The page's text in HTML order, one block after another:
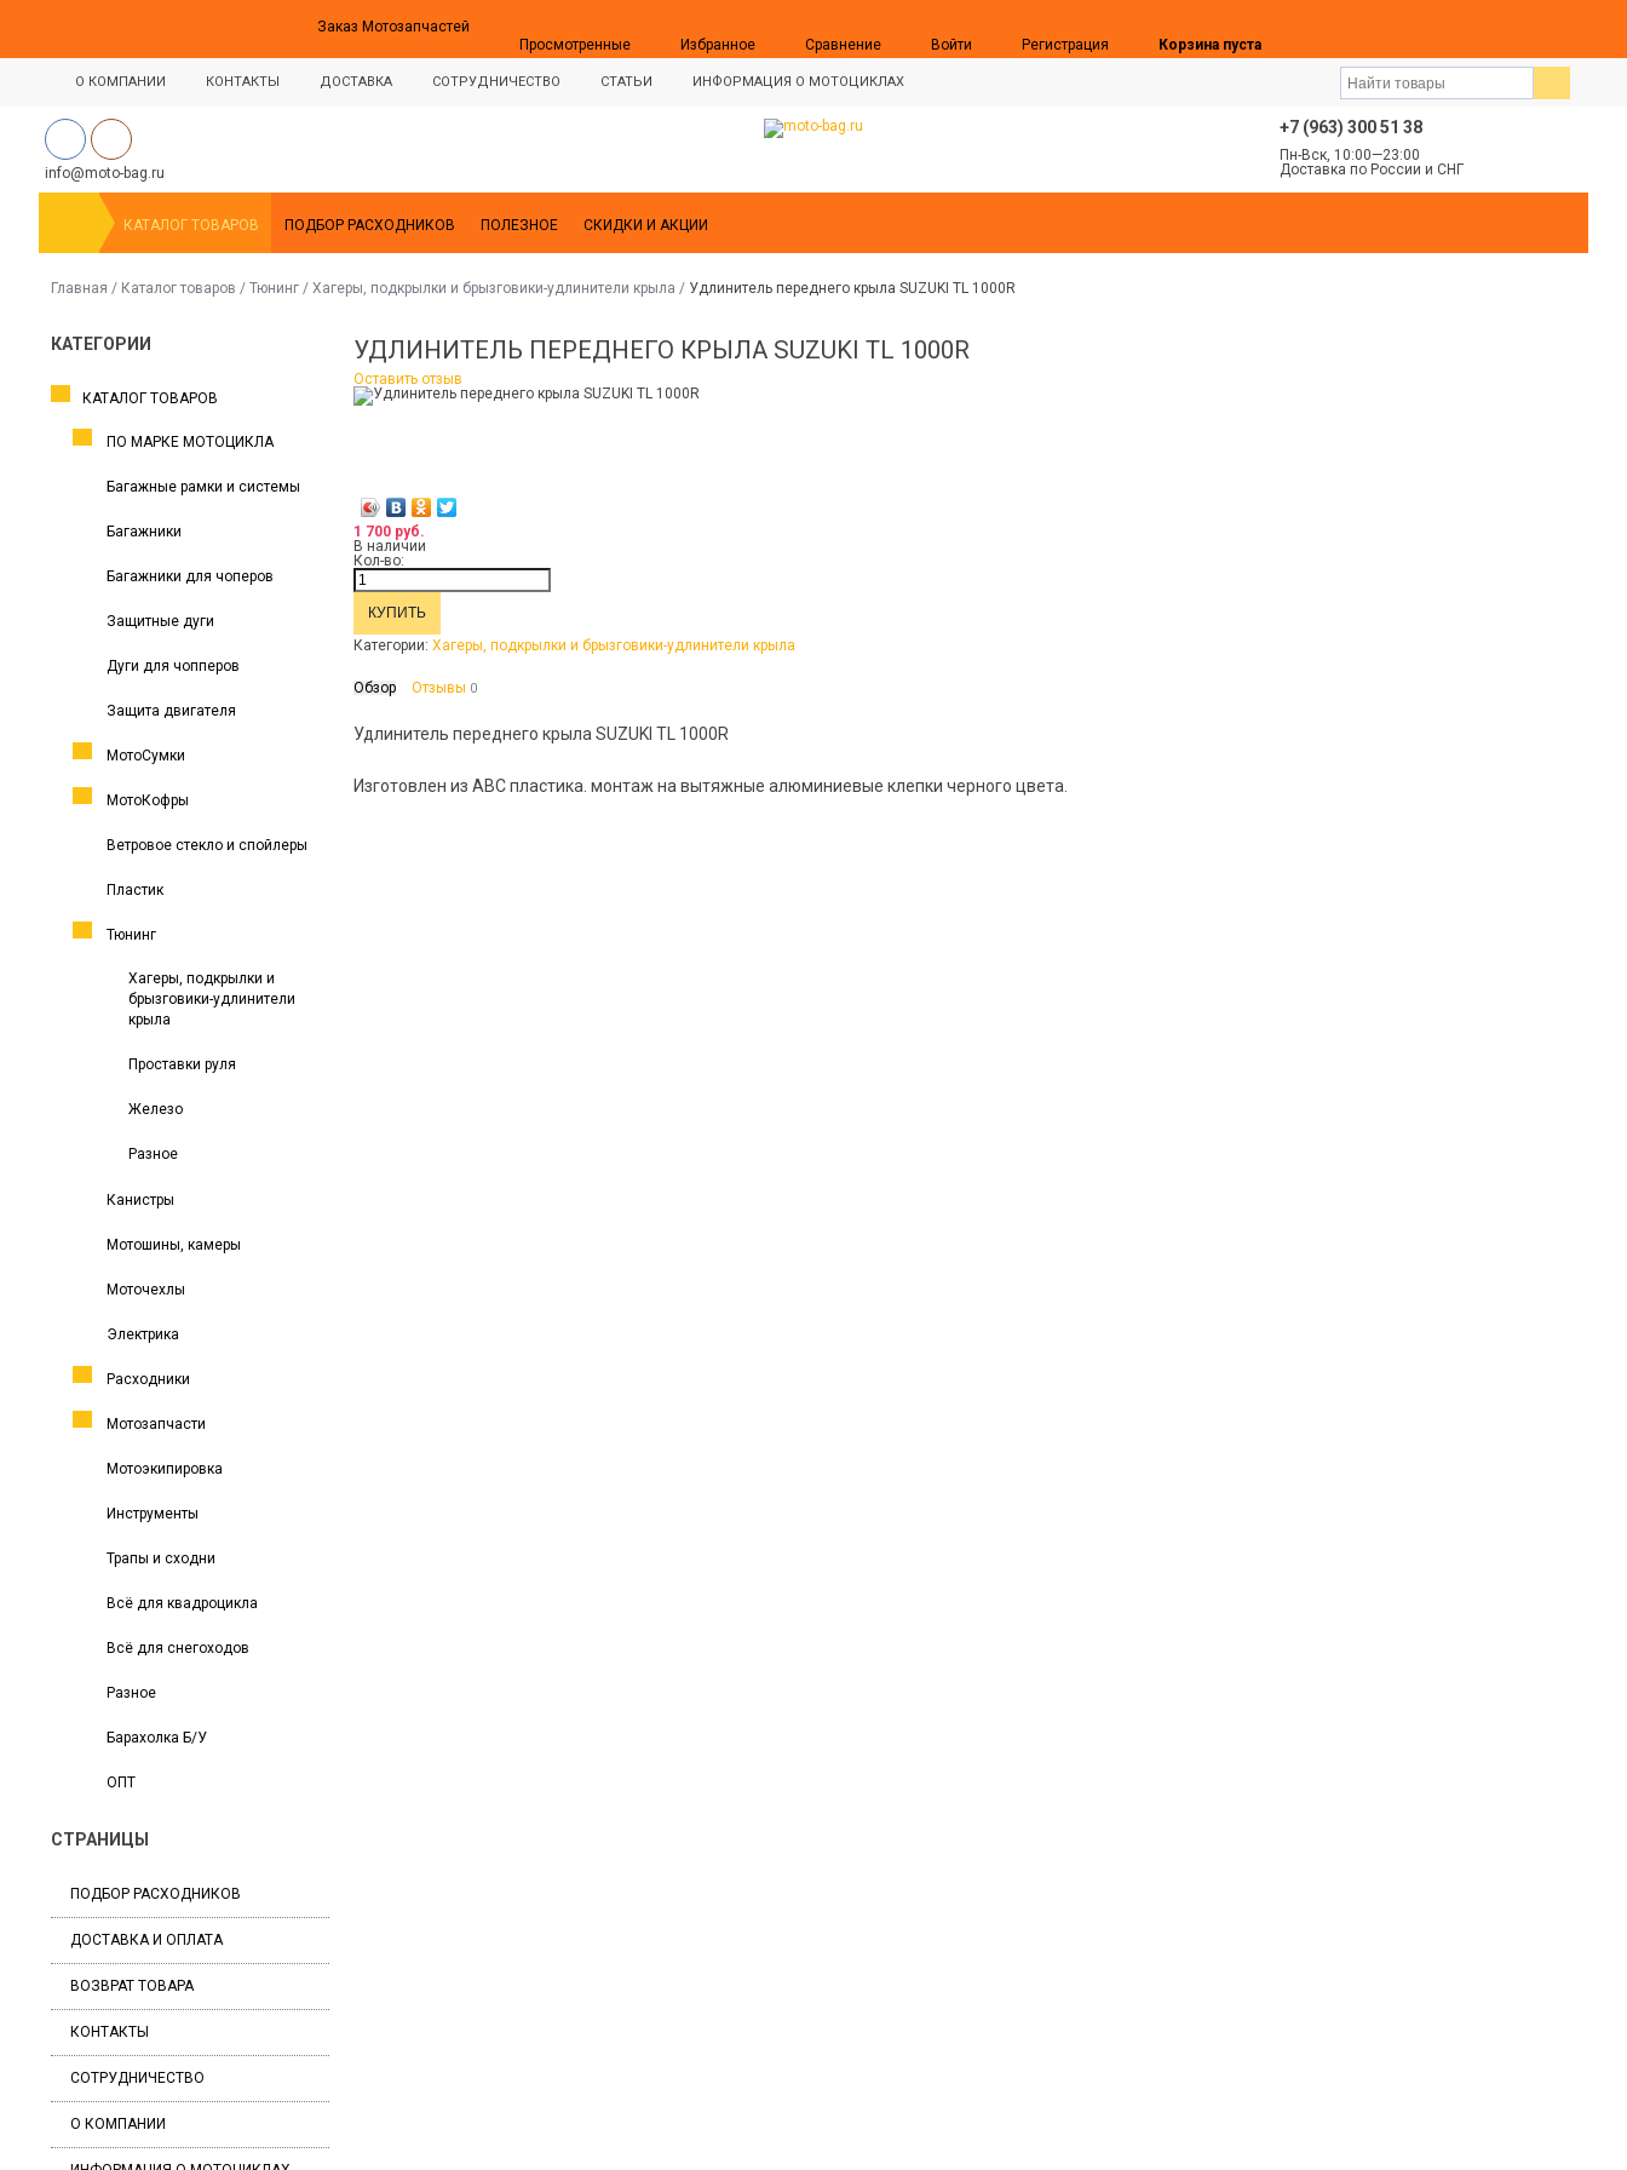
Заказ Мотозапчастей
Просмотренные
Избранное Сравнение Войти Регистрация Корзина пуста
О КОМПАНИИ КОНТАКТЫ ДОСТАВКА СОТРУДНИЧЕСТВО СТАТЬИ ИНФОРМАЦИЯ О МОТОЦИКЛАХ
info@moto-bag.ru
+7 (963) 300 51 38
Пн-Вск, 10:00—23:00
Доставка по России и СНГ
КАТАЛОГ ТОВАРОВ ПОДБОР РАСХОДНИКОВ ПОЛЕЗНОЕ СКИДКИ И АКЦИИ
Главная / Каталог товаров / Тюнинг / Хагеры, подкрылки и брызговики-удлинители крыла / Удлинитель переднего крыла SUZUKI TL 1000R
КАТЕГОРИИ
КАТАЛОГ ТОВАРОВ
ПО МАРКЕ МОТОЦИКЛА
Багажные рамки и системы
Багажники
Багажники для чоперов
Защитные дуги
Дуги для чопперов
Защита двигателя
МотоСумки
МотоКофры
Ветровое стекло и спойлеры
Пластик
Тюнинг
Хагеры, подкрылки и
брызговики-удлинители
крыла
Проставки руля
Железо
Разное
Канистры
Мотошины, камеры
Моточехлы
Электрика
Расходники
Мотозапчасти
Мотоэкипировка
Инструменты
Трапы и сходни
Всё для квадроцикла
Всё для снегоходов
Разное
Барахолка Б/У
ОПТ
СТРАНИЦЫ
ПОДБОР РАСХОДНИКОВ
ДОСТАВКА И ОПЛАТА
ВОЗВРАТ ТОВАРА
КОНТАКТЫ
СОТРУДНИЧЕСТВО
О КОМПАНИИ
УДЛИНИТЕЛЬ ПЕРЕДНЕГО КРЫЛА SUZUKI TL 1000R
Оставить отзыв
1 700 руб.
В наличии
Кол-во:
Категории: Хагеры, подкрылки и брызговики-удлинители крыла
Обзор Отзывы 0
Удлинитель переднего крыла SUZUKI TL 1000R
Изготовлен из АВС пластика. монтаж на вытяжные алюминиевые клепки черного цвета.